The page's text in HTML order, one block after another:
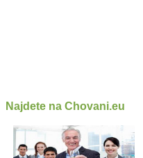
Najdete na Chovani.eu